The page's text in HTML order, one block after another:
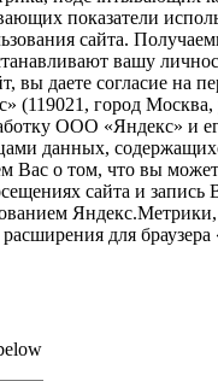
показатели
сайта.
вашу
вы даете согласие на
(119021, город Москва,
ООО «Яндекс» и
данных,
Вас о том, что вы
сайта и запись
для